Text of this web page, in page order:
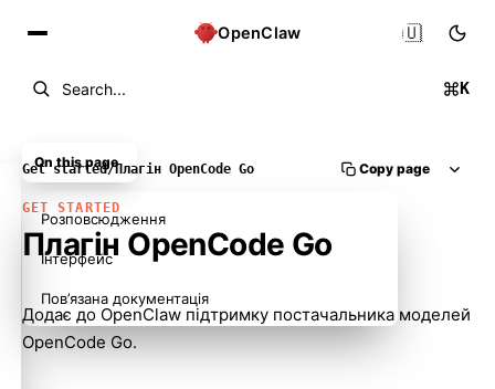
OpenClaw
Search... K
🇺🇦
Get started/Плагін OpenCode Go Copy page
GET STARTED
Плагін OpenCode Go
Додає до OpenClaw підтримку постачальника моделей
OpenCode Go.
On this page
Розповсюдження
Інтерфейс
Пов’язана документація